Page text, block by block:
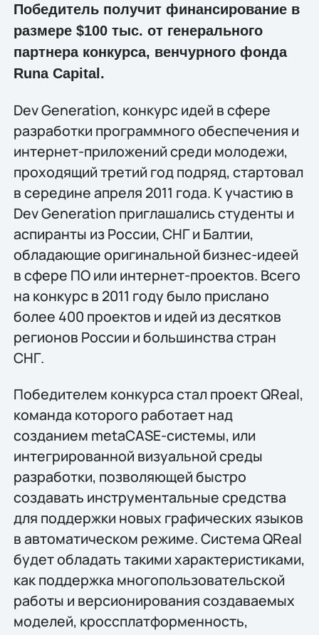
Победитель получит финансирование в
размере $100 тыс. от генерального
партнера конкурса, венчурного фонда
Runa Capital.
Dev Generation, конкурс идей в сфере
разработки программного обеспечения и
интернет-приложений среди молодежи,
проходящий третий год подряд, стартовал
в середине апреля 2011 года. К участию в
Dev Generation приглашались студенты и
аспиранты из России, СНГ и Балтии,
обладающие оригинальной бизнес-идеей
в сфере ПО или интернет-проектов. Всего
на конкурс в 2011 году было прислано
более 400 проектов и идей из десятков
регионов России и большинства стран
СНГ.
Победителем конкурса стал проект QReal,
команда которого работает над
созданием metaCASE-системы, или
интегрированной визуальной среды
разработки, позволяющей быстро
создавать инструментальные средства
для поддержки новых графических языков
в автоматическом режиме. Система QReal
будет обладать такими характеристиками,
как поддержка многопользовательской
работы и версионирования создаваемых
моделей, кроссплатформенность,